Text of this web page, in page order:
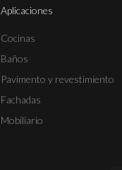
Aplicaciones
Cocinas
Baños
Pavimento y revestimiento
Fachadas
Mobiliario